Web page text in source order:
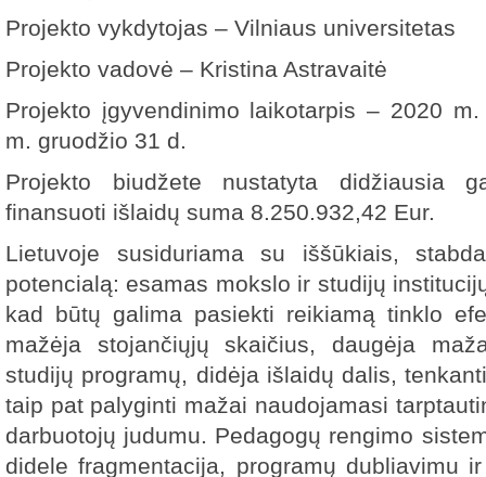
Projekto vykdytojas – Vilniaus universitetas
Projekto vadovė – Kristina Astravaitė
Projekto įgyvendinimo laikotarpis – 2020
m. gruodžio 31 d.
Projekto biudžete nustatyta didžiausia
finansuoti išlaidų suma 8.250.932,42 Eur.
Lietuvoje susiduriama su iššūkiais,
potencialą: esamas mokslo ir studijų
kad būtų galima pasiekti reikiamą tinklo
mažėja stojančiųjų skaičius, daugėja
studijų programų, didėja išlaidų dalis,
taip pat palyginti mažai naudojamasi
darbuotojų judumu. Pedagogų rengimo
didele fragmentacija, programų dubliavimu